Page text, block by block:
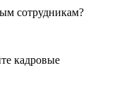
сотрудникам?
кадровые